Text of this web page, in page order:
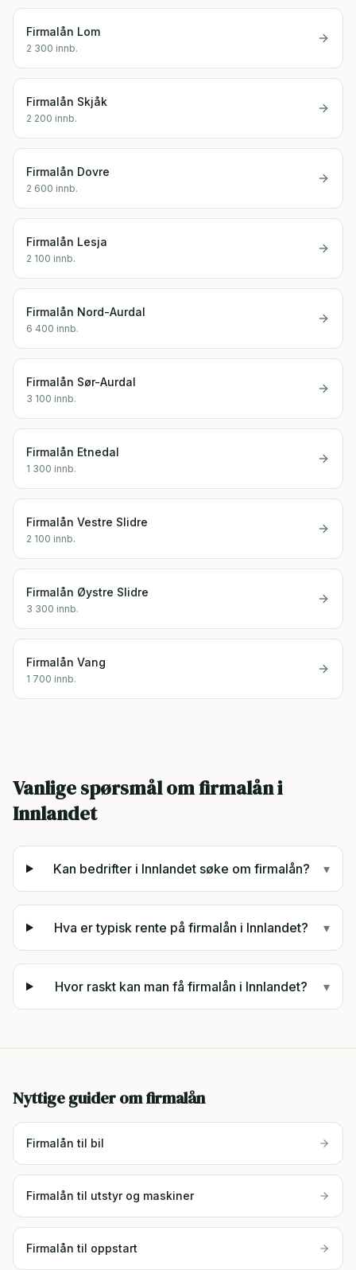
Firmalån Lom
2 300 innb.
Firmalån Skjåk
2 200 innb.
Firmalån Dovre
2 600 innb.
Firmalån Lesja
2 100 innb.
Firmalån Nord-Aurdal
6 400 innb.
Firmalån Sør-Aurdal
3 100 innb.
Firmalån Etnedal
1 300 innb.
Firmalån Vestre Slidre
2 100 innb.
Firmalån Øystre Slidre
3 300 innb.
Firmalån Vang
1 700 innb.
Vanlige spørsmål om firmalån i
Innlandet
Kan bedrifter i Innlandet søke om firmalån? ▾
Hva er typisk rente på firmalån i Innlandet? ▾
Hvor raskt kan man få firmalån i Innlandet? ▾
Nyttige guider om firmalån
Firmalån til bil
Firmalån til utstyr og maskiner
Firmalån til oppstart